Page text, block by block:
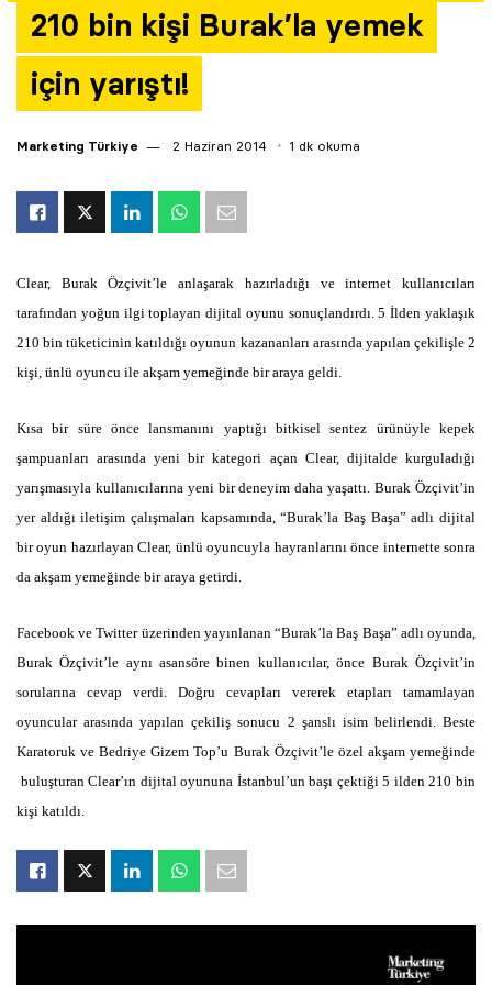
210 bin kişi Burak’la yemek
için yarıştı!
Marketing Türkiye 2 Haziran 2014 1 dk okuma
Clear, Burak Özçivit’le anlaşarak hazırladığı ve internet kullanıcıları
tarafından yoğun ilgi toplayan dijital oyunu sonuçlandırdı. 5 İlden yaklaşık
210 bin tüketicinin katıldığı oyunun kazananları arasında yapılan çekilişle 2
kişi, ünlü oyuncu ile akşam yemeğinde bir araya geldi.
Kısa bir süre önce lansmanını yaptığı bitkisel sentez ürünüyle kepek
şampuanları arasında yeni bir kategori açan Clear, dijitalde kurguladığı
yarışmasıyla kullanıcılarına yeni bir deneyim daha yaşattı. Burak Özçivit’in
yer aldığı iletişim çalışmaları kapsamında, “Burak’la Baş Başa” adlı dijital
bir oyun hazırlayan Clear, ünlü oyuncuyla hayranlarını önce internette sonra
da akşam yemeğinde bir araya getirdi.
Facebook ve Twitter üzerinden yayınlanan “Burak’la Baş Başa” adlı oyunda,
Burak Özçivit’le aynı asansöre binen kullanıcılar, önce Burak Özçivit’in
sorularına cevap verdi. Doğru cevapları vererek etapları tamamlayan
oyuncular arasında yapılan çekiliş sonucu 2 şanslı isim belirlendi. Beste
Karatoruk ve Bedriye Gizem Top’u Burak Özçivit’le özel akşam yemeğinde
buluşturan Clear’ın dijital oyununa İstanbul’un başı çektiği 5 ilden 210 bin
kişi katıldı.
Yazarlar
Araştırma